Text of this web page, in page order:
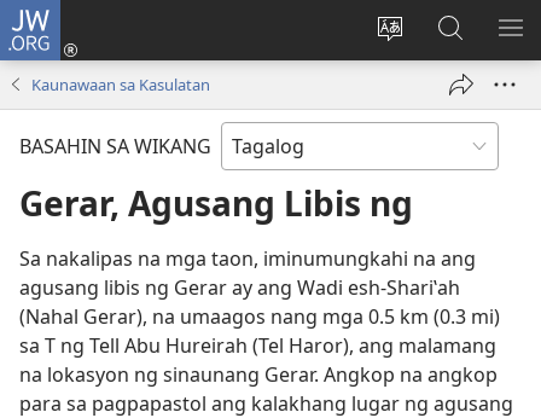
JW.ORG
Baguhin
ng
Mag-
log
bubukas
window)
sa
JW.ORG
Kaunawaan sa Kasulatan
BASAHIN SA WIKANG
Gerar, Agusang Libis ng
Sa nakalipas na mga taon, iminumungkahi na ang
agusang libis ng Gerar ay ang Wadi esh-Shariʽah
(Nahal Gerar), na umaagos nang mga 0.5 km (0.3 mi)
sa T ng Tell Abu Hureirah (Tel Haror), ang malamang
na lokasyon ng sinaunang Gerar. Angkop na angkop
para sa pagpapastol ang kalakhang lugar ng agusang